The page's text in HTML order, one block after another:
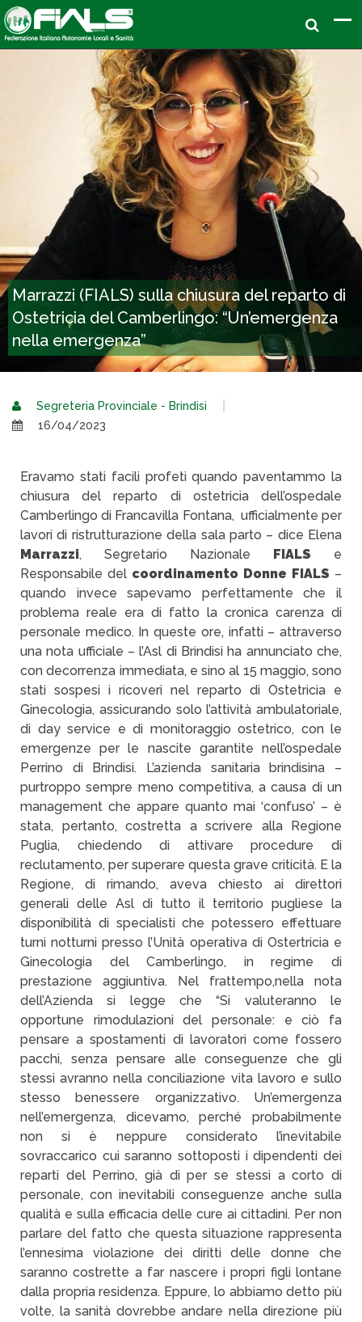
Marrazzi (FIALS) sulla chiusura del reparto di
Ostetricia del Camberlingo: “Un’emergenza
nella emergenza”
Segreteria Provinciale - Brindisi
16/04/2023
Eravamo stati facili profeti quando paventammo la
chiusura del reparto di ostetricia dell’ospedale
Camberlingo di Francavilla Fontana, ufficialmente per
lavori di ristrutturazione della sala parto – dice Elena
Marrazzi, Segretario Nazionale FIALS e
Responsabile del coordinamento Donne FIALS –
quando invece sapevamo perfettamente che il
problema reale era di fatto la cronica carenza di
personale medico. In queste ore, infatti – attraverso
una nota ufficiale – l’Asl di Brindisi ha annunciato che,
con decorrenza immediata, e sino al 15 maggio, sono
stati sospesi i ricoveri nel reparto di Ostetricia e
Ginecologia, assicurando solo l’attività ambulatoriale,
di day service e di monitoraggio ostetrico, con le
emergenze per le nascite garantite nell’ospedale
Perrino di Brindisi. L’azienda sanitaria brindisina –
purtroppo sempre meno competitiva, a causa di un
management che appare quanto mai ‘confuso’ – è
stata, pertanto, costretta a scrivere alla Regione
Puglia, chiedendo di attivare procedure di
reclutamento, per superare questa grave criticità. E la
Regione, di rimando, aveva chiesto ai direttori
generali delle Asl di tutto il territorio pugliese la
disponibilità di specialisti che potessero effettuare
turni notturni presso l’Unità operativa di Ostertricia e
Ginecologia del Camberlingo, in regime di
prestazione aggiuntiva. Nel frattempo,nella nota
dell’Azienda si legge che “Si valuteranno le
opportune rimodulazioni del personale: e ciò fa
pensare a spostamenti di lavoratori come fossero
pacchi, senza pensare alle conseguenze che gli
stessi avranno nella conciliazione vita lavoro e sullo
stesso benessere organizzativo. Un’emergenza
nell’emergenza, dicevamo, perché probabilmente
non si è neppure considerato l’inevitabile
sovraccarico cui saranno sottoposti i dipendenti dei
reparti del Perrino, già di per se stessi a corto di
personale, con inevitabili conseguenze anche sulla
qualità e sulla efficacia delle cure ai cittadini. Per non
parlare del fatto che questa situazione rappresenta
l’ennesima violazione dei diritti delle donne che
saranno costrette a far nascere i propri figli lontane
dalla propria residenza. Eppure, lo abbiamo detto più
volte, la sanità dovrebbe andare nella direzione più